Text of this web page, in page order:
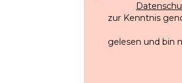
zur Kenntnis
gelesen und bin